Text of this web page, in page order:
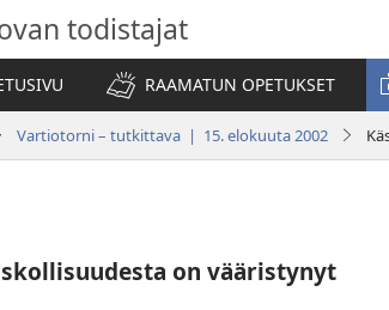
todistajat
RAAMATUN OPETUKSET
Vartiotorni – tutkittava | 15. elokuuta 2002
on vääristynyt